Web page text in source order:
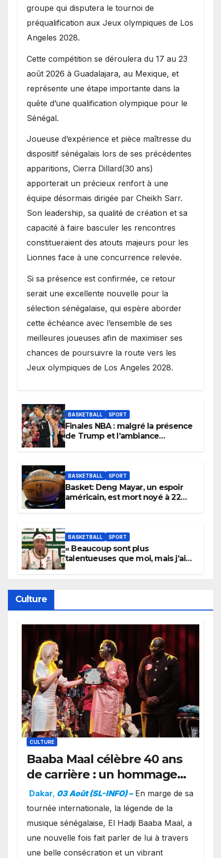
groupe qui disputera le tournoi de
préqualification aux Jeux olympiques de Los
Angeles 2028.
Cette compétition se déroulera du 17 au 23
août 2026 à Guadalajara, au Mexique, et
représente une étape importante dans la
quête d’une qualification olympique pour le
Sénégal.
Joueuse d’expérience et pièce maîtresse du
dispositif sénégalais lors de ses précédentes
apparitions, Cierra Dillard(30 ans)
apporterait un précieux renfort à une
équipe désormais dirigée par Cheikh Sarr.
Son leadership, sa qualité de création et sa
capacité à faire basculer les rencontres
constitueraient des atouts majeurs pour les
Lionnes face à une concurrence relevée.
Si sa présence est confirmée, ce retour
serait une excellente nouvelle pour la
sélection sénégalaise, qui espère aborder
cette échéance avec l’ensemble de ses
meilleures joueuses afin de maximiser ses
chances de poursuivre la route vers les
Jeux olympiques de Los Angeles 2028.
BASKETBALL SPORT
Finales NBA : malgré la présence
de Trump et l’ambiance
BASKETBALL SPORT
Basket: Deng Mayar, un espoir
américain, est mort noyé à 22
BASKETBALL SPORT
« Beaucoup sont plus
talentueuses que moi, mais j’ai
Culture
CULTURE
Baaba Maal célèbre 40 ans
de carrière : un hommage
exceptionnel à Oslo en
présence de la famille
royale.
Dakar, 03 Août (SL-INFO) – ​En marge de sa
tournée internationale, la légende de la
musique sénégalaise, El Hadji Baaba Maal, a
une nouvelle fois fait parler de lui à travers
une belle consécration et un vibrant